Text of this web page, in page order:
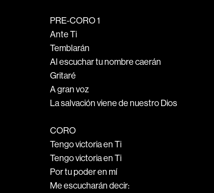
PRE-CORO 1
Ante Ti
Temblarán
Al escuchar tu nombre caerán
Gritaré
A gran voz
La salvación viene de nuestro Dios
CORO
Tengo victoria en Ti
Tengo victoria en Ti
Por tu poder en mí
Me escucharán decir: